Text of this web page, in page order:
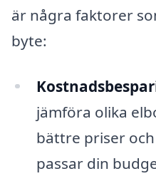
är några faktorer
byte:
jämföra olika
bättre priser
passar din